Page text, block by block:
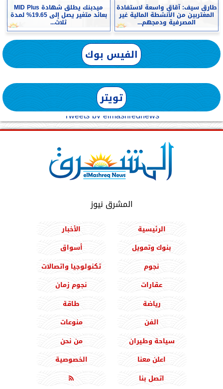
طارق سيف: آقاق واسعة لاستفادة
المغتربين من الأنشطة المالية غير
المصرفية ودمجهم...
ميدبنك يطلق شهادة MID Plus
بعائد متغير يصل إلى 19.65% لمدة
ثلاث...
الفيس بوك
تويتر
Tweets by elmashreqnews
المشرق نيوز
الرئيسية
الأخبار
بنوك وتمويل
أسواق
نجوم
تكنولوجيا واتصالات
عقارات
نجوم زمان
رياضة
طاقة
الفن
منوعات
سياحة وطيران
من نحن
اعلن معنا
الخصوصية
اتصل بنا
